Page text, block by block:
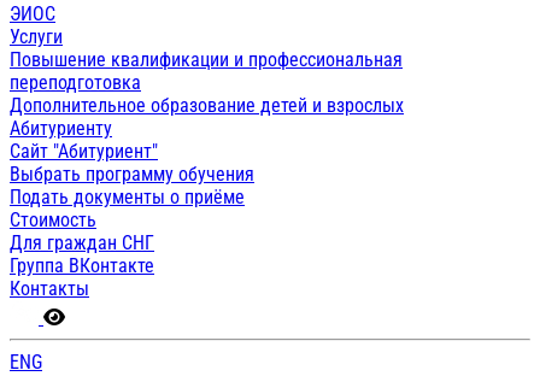
ЭИОС
Услуги
Повышение квалификации и профессиональная
переподготовка
Дополнительное образование детей и взрослых
Абитуриенту
Сайт "Абитуриент"
Выбрать программу обучения
Подать документы о приёме
Стоимость
Для граждан СНГ
Группа ВКонтакте
Контакты
ENG